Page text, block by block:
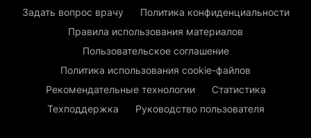
Задать вопрос врачу
Политика конфиденциальности
Правила использования материалов
Пользовательское соглашение
Политика использования cookie-файлов
Рекомендательные технологии
Статистика
Техподдержка
Руководство пользователя